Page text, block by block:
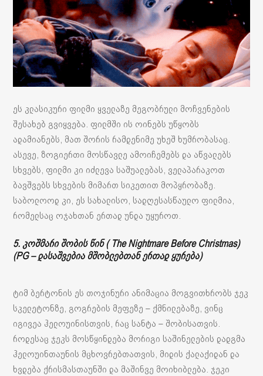
ეს კლასიკური ფილმი ყველაზე მეგობრული მოჩვენების
შესახებ გვიყვება. ფილმში ის ოინებს უწყობს
ადამიანებს, მათ შორის რამდენიმე უხეშ ხუმრობასაც.
ასევე, ზოგიერთი მოსწავლე ამოიჩემებს და აწვალებს
სხვებს, ფილმი კი იძლევა საშუალებას, ველაპარაკოთ
ბავშვებს სხვების მიმართ სიკეთით მოპყრობაზე.
საბოლოოდ კი, ეს სახალისო, სადღესასწაულო ფილმია,
რომელსაც ოჯახთან ერთად უნდა უყუროთ.
5. კოშმარი შობის წინ ( The Nightmare Before Christmas)
(PG – დასაშვებია მშობლებთან ერთად ყურება)
ტიმ ბერტონის ეს თოჯინური ანიმაცია მოგვითხრობს ჯეკ
სკელეტონზე, გოგრების მეფეზე – ქმნილებაზე, ვინც
იგივეა ჰელოუინისთვის, რაც სანტა – შობისათვის.
როდესაც ჯეკს მოსწყინდება მორიგი საშინელების დადგმა
ჰელოუინთაუნის მცხოვრებთათვის, მიდის ქალაქიდან და
ხვდება ქრისმასთაუნში და მაშინვე მოიხიბლება. ჯეკი